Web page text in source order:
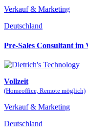
Verkauf & Marketing
Deutschland
Pre-Sales Consultant im
Vollzeit
(Homeoffice, Remote möglich)
Verkauf & Marketing
Deutschland